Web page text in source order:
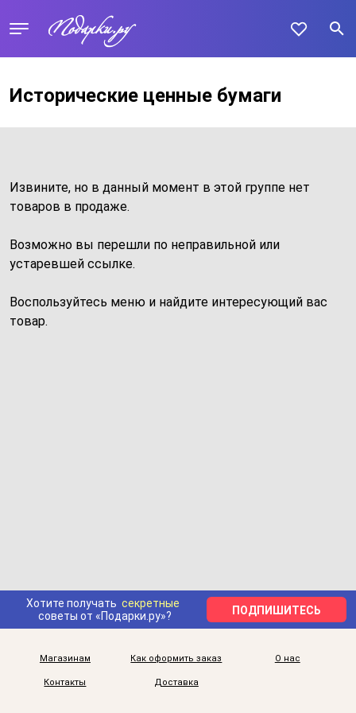
Исторические ценные бумаги
Извините, но в данный момент в этой группе нет
товаров в продаже.
Возможно вы перешли по неправильной или
устаревшей ссылке.
Воспользуйтесь меню и найдите интересующий вас
товар.
Хотите получать секретные
советы от «Подарки.ру»?
ПОДПИШИТЕСЬ
Магазинам Как оформить заказ О нас
Контакты Доставка